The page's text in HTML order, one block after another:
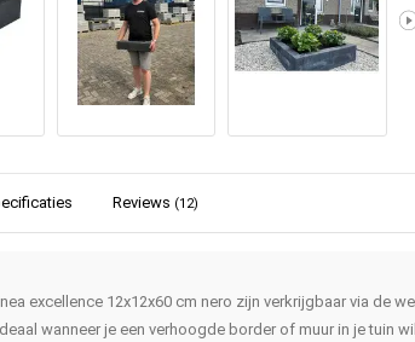
Reviews (12)
excellence 12x12x60 cm nero zijn verkrijgbaar via de
wanneer je een verhoogde border of muur in je tuin